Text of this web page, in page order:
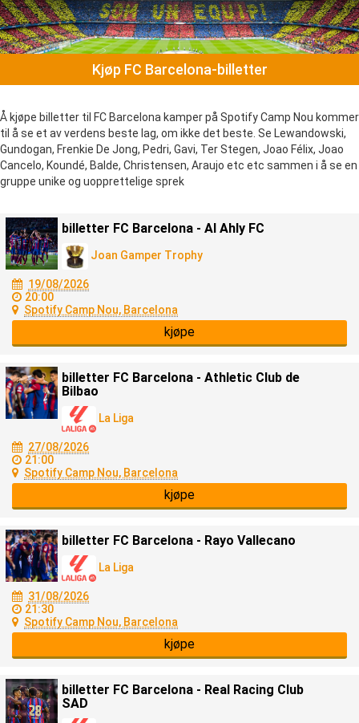
Kjøp FC Barcelona-billetter
Å kjøpe billetter til FC Barcelona kamper på Spotify Camp Nou kommer
til å se et av verdens beste lag, om ikke det beste. Se Lewandowski,
Gundogan, Frenkie De Jong, Pedri, Gavi, Ter Stegen, Joao Félix, Joao
Cancelo, Koundé, Balde, Christensen, Araujo etc etc sammen i å se en
gruppe unike og uopprettelige sprek
billetter FC Barcelona - Al Ahly FC
Joan Gamper Trophy
19/08/2026
20:00
Spotify Camp Nou, Barcelona
kjøpe
billetter FC Barcelona - Athletic Club de
Bilbao
La Liga
27/08/2026
21:00
Spotify Camp Nou, Barcelona
kjøpe
billetter FC Barcelona - Rayo Vallecano
La Liga
31/08/2026
21:30
Spotify Camp Nou, Barcelona
kjøpe
billetter FC Barcelona - Real Racing Club
SAD